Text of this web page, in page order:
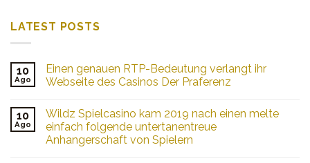
LATEST POSTS
10
Ago
Einen genauen RTP-Bedeutung verlangt ihr
Webseite des Casinos Der Praferenz
10
Ago
Wildz Spielcasino kam 2019 nach einen melte
einfach folgende untertanentreue
Anhangerschaft von Spielern